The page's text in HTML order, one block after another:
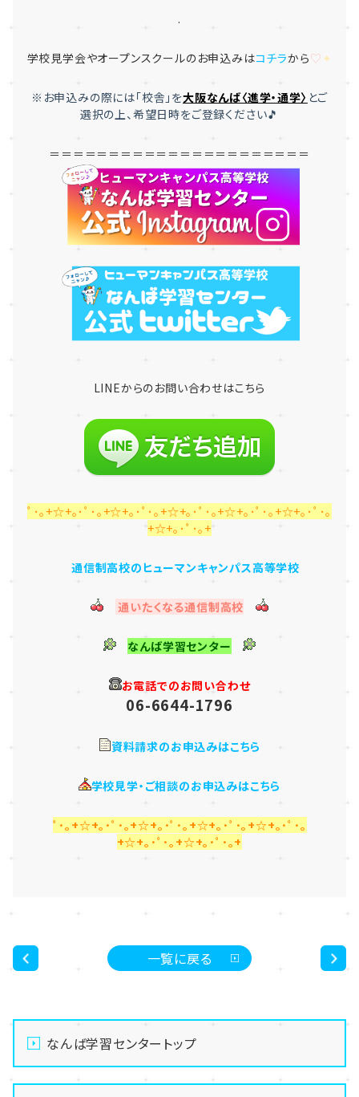
.
学校見学会やオープンスクールのお申込みはコチラから♡ ✦
※お申込みの際には「校舎」を大阪なんば〈進学・通学〉 とご
選択の上、希望日時をご登録ください🎵
＝＝＝＝＝＝＝＝＝＝＝＝＝＝＝＝＝＝＝＝＝＝
LINEからのお問い合わせはこちら
ﾟ･｡+☆+｡･ﾟ･｡+☆+｡･ﾟ･｡+☆+｡･ﾟ･｡+☆+｡･ﾟ･｡+☆+｡･ﾟ･｡
+☆+｡･ﾟ･｡+
通信制高校のヒューマンキャンパス高等学校
通いたくなる通信制高校
なんば学習センター
お電話でのお問い合わせ
06-6644-1796
資料請求のお申込みはこちら
学校見学・ご相談のお申込みはこちら
ﾟ･｡+☆+｡･ﾟ･｡+☆+｡･ﾟ･｡+☆+｡･ﾟ･｡+☆+｡･ﾟ･｡
+☆+｡･ﾟ･｡+☆+｡･ﾟ･｡+
一覧に戻る
なんば学習センタートップ